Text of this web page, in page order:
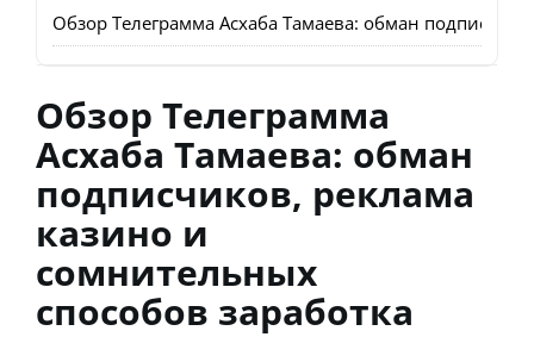
Обзор Телеграмма Асхаба Тамаева: обман
Обзор Телеграмма
Асхаба Тамаева: обман
подписчиков, реклама
казино и
сомнительных
способов заработка